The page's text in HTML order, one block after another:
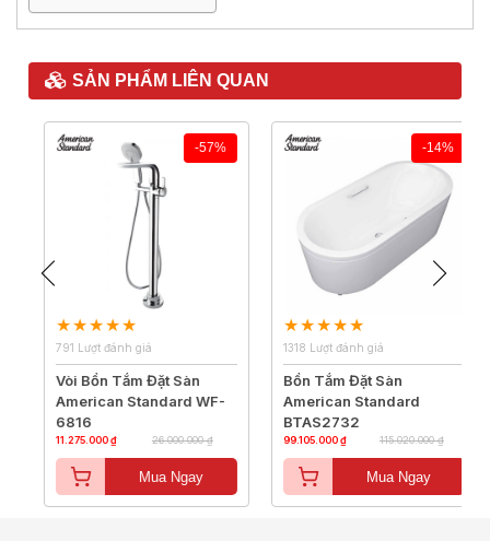
SẢN PHẨM LIÊN QUAN
-57%
791 Lượt đánh giá
Vòi Bồn Tắm Đặt Sàn
American Standard WF-
6816
11.275.000 ₫ 26.000.000 ₫
Mua Ngay
-14%
1318 Lượt đánh giá
Bồn Tắm Đặt Sàn
American Standard
BTAS2732
99.105.000 ₫ 115.020.000 ₫
Mua Ngay